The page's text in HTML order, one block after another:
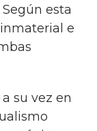
esta
e